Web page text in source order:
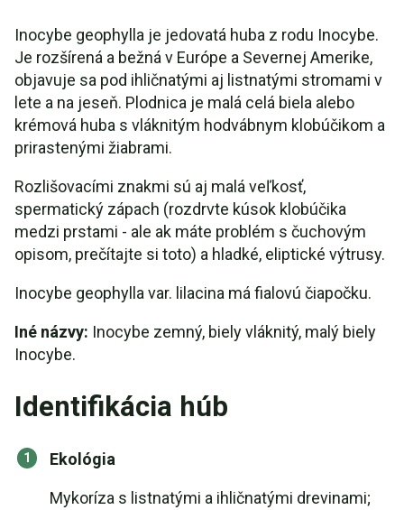
Inocybe geophylla je jedovatá huba z rodu Inocybe.
Je rozšírená a bežná v Európe a Severnej Amerike,
objavuje sa pod ihličnatými aj listnatými stromami v
lete a na jeseň. Plodnica je malá celá biela alebo
krémová huba s vláknitým hodvábnym klobúčikom a
prirastenými žiabrami.
Rozlišovacími znakmi sú aj malá veľkosť,
spermatický zápach (rozdrvte kúsok klobúčika
medzi prstami - ale ak máte problém s čuchovým
opisom, prečítajte si toto) a hladké, eliptické výtrusy.
Inocybe geophylla var. lilacina má fialovú čiapočku.
Iné názvy: Inocybe zemný, biely vláknitý, malý biely
Inocybe.
Identifikácia húb
Ekológia
Mykoríza s listnatými a ihličnatými drevinami;